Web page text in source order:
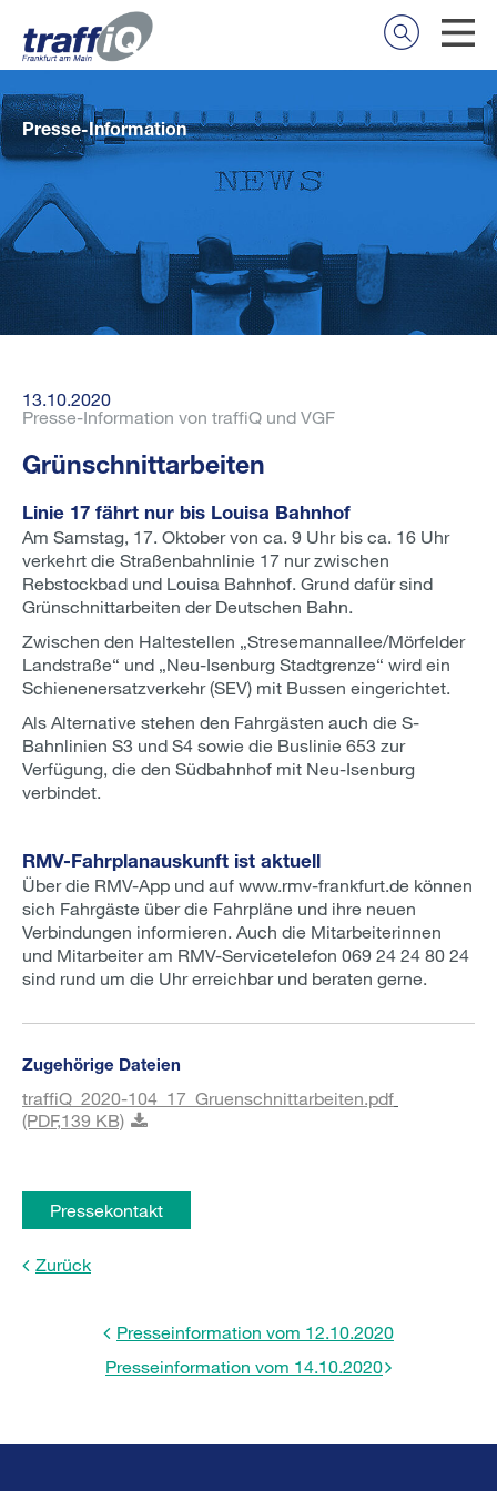
Presse-Information
13.10.2020
Presse-Information von traffiQ und VGF
Grünschnittarbeiten
Linie 17 fährt nur bis Louisa Bahnhof
Am Samstag, 17. Oktober von ca. 9 Uhr bis ca. 16 Uhr
verkehrt die Straßenbahnlinie 17 nur zwischen
Rebstockbad und Louisa Bahnhof. Grund dafür sind
Grünschnittarbeiten der Deutschen Bahn.
Zwischen den Haltestellen „Stresemannallee/Mörfelder
Landstraße“ und „Neu-Isenburg Stadtgrenze“ wird ein
Schienenersatzverkehr (SEV) mit Bussen eingerichtet.
Als Alternative stehen den Fahrgästen auch die S-
Bahnlinien S3 und S4 sowie die Buslinie 653 zur
Verfügung, die den Südbahnhof mit Neu-Isenburg
verbindet.
RMV-Fahrplanauskunft ist aktuell
Über die RMV-App und auf www.rmv-frankfurt.de können
sich Fahrgäste über die Fahrpläne und ihre neuen
Verbindungen informieren. Auch die Mitarbeiterinnen
und Mitarbeiter am RMV-Servicetelefon 069 24 24 80 24
sind rund um die Uhr erreichbar und beraten gerne.
Zugehörige Dateien
traffiQ_2020-104_17_Gruenschnittarbeiten.pdf
(PDF,139 KB)
Pressekontakt
Zurück
Presseinformation vom 12.10.2020
Presseinformation vom 14.10.2020